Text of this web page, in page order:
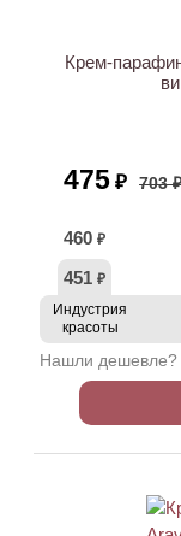
Крем-
475 ₽ 703 ₽
460 ₽
451 ₽
Индустрия
красоты
Нашли дешевле?